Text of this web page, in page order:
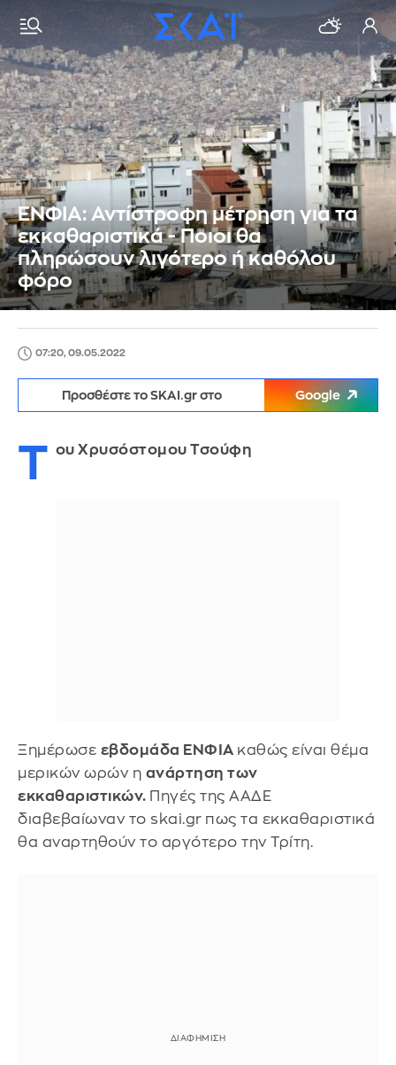
ΕΝΦΙΑ: Αντίστροφη μέτρηση για τα
εκκαθαριστικά - Ποιοι θα
πληρώσουν λιγότερο ή καθόλου
φόρο
07:20, 09.05.2022
Προσθέστε το SKAI.gr στο Google
Τ ου Χρυσόστομου Τσούφη
Ξημέρωσε εβδομάδα ΕΝΦΙΑ καθώς είναι θέμα
μερικών ωρών η ανάρτηση των
εκκαθαριστικών. Πηγές της ΑΑΔΕ
διαβεβαίωναν το skai.gr πως τα εκκαθαριστικά
θα αναρτηθούν το αργότερο την Τρίτη.